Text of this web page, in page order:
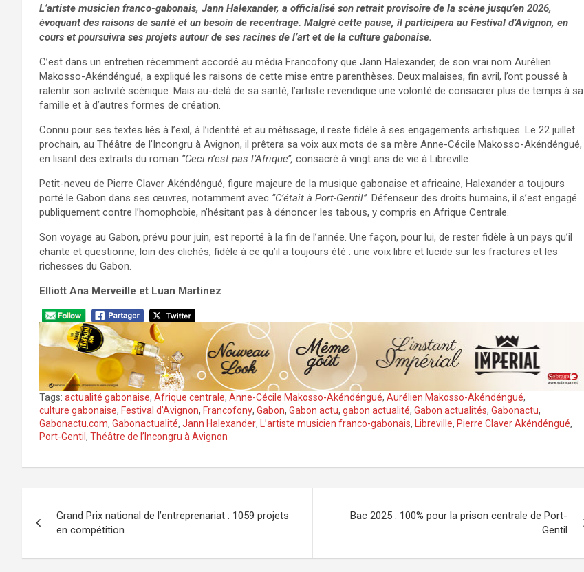
L’artiste musicien franco-gabonais, Jann Halexander, a officialisé son retrait provisoire de la scène jusqu’en 2026,
évoquant des raisons de santé et un besoin de recentrage. Malgré cette pause, il participera au Festival d’Avignon, en
cours et poursuivra ses projets autour de ses racines de l’art et de la culture gabonaise.
C’est dans un entretien récemment accordé au média Francofony que Jann Halexander, de son vrai nom Aurélien
Makosso-Akéndéngué, a expliqué les raisons de cette mise entre parenthèses. Deux malaises, fin avril, l’ont poussé à
ralentir son activité scénique. Mais au-delà de sa santé, l’artiste revendique une volonté de consacrer plus de temps à sa
famille et à d’autres formes de création.
Connu pour ses textes liés à l’exil, à l’identité et au métissage, il reste fidèle à ses engagements artistiques. Le 22 juillet
prochain, au Théâtre de l’Incongru à Avignon, il prêtera sa voix aux mots de sa mère Anne-Cécile Makosso-Akéndéngué,
en lisant des extraits du roman ‘’Ceci n’est pas l’Afrique’’, consacré à vingt ans de vie à Libreville.
Petit-neveu de Pierre Claver Akéndéngué, figure majeure de la musique gabonaise et africaine, Halexander a toujours
porté le Gabon dans ses œuvres, notamment avec ‘’C’était à Port-Gentil’’. Défenseur des droits humains, il s’est engagé
publiquement contre l’homophobie, n’hésitant pas à dénoncer les tabous, y compris en Afrique Centrale.
Son voyage au Gabon, prévu pour juin, est reporté à la fin de l’année. Une façon, pour lui, de rester fidèle à un pays qu’il
chante et questionne, loin des clichés, fidèle à ce qu’il a toujours été : une voix libre et lucide sur les fractures et les
richesses du Gabon.
Elliott Ana Merveille et Luan Martinez
Tags: actualité gabonaise, Afrique centrale, Anne-Cécile Makosso-Akéndéngué, Aurélien Makosso-Akéndéngué,
culture gabonaise, Festival d’Avignon, Francofony, Gabon, Gabon actu, gabon actualité, Gabon actualités, Gabonactu,
Gabonactu.com, Gabonactualité, Jann Halexander, L’artiste musicien franco-gabonais, Libreville, Pierre Claver Akéndéngué,
Port-Gentil , Théâtre de l’Incongru à Avignon
de
l’article
Grand Prix national de l’entreprenariat : 1059 projets
en compétition
Bac 2025 : 100% pour la prison centrale de Port-
Gentil